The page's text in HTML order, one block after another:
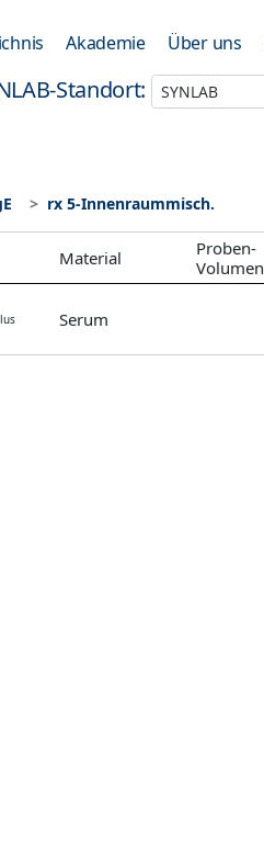
Akademie Über uns
Standort:
rx 5-Innenraummisch.
Material
Proben-
Volumen
Serum